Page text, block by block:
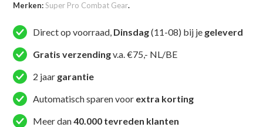
Combat
Gear
Kickbox
Short
Thai
Short
Merken:Super Pro Combat Gear.
Direct op voorraad, Dinsdag(11-08) bij je geleverd
Gratis verzendingv.a. €75,- NL/BE
2 jaar garantie
Automatisch sparen voor extra korting
Meer dan40.000 tevreden klanten